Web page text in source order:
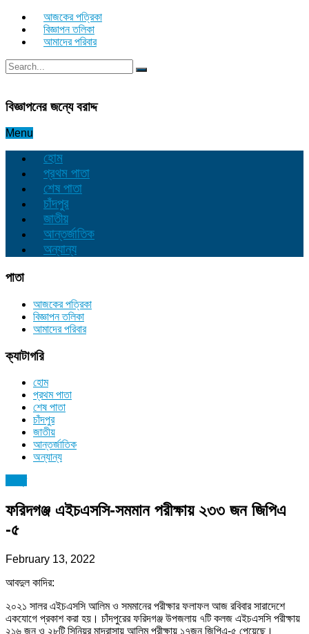
আজকের পত্রিকা
বিজ্ঞাপন তলিকা
আমাদের পরিবার
বিজ্ঞাপনের জন্যে বরাদ্দ
Menu
হোম
প্রথম পাতা
শেষ পাতা
চাঁদপুর
জাতীয়
আন্তর্জাতিক
অন্যান্য
পাতা
আজকের পত্রিকা
বিজ্ঞাপন তলিকা
আমাদের পরিবার
ক্যাটাগরি
হোম
প্রথম পাতা
শেষ পাতা
চাঁদপুর
জাতীয়
আন্তর্জাতিক
অন্যান্য
ফরিদগঞ্জ এইচএসসি-সমমান পরীক্ষায় ২৩৩ জন জিপিএ
-৫
February 13, 2022
আবদুল কাদির:
২০২১ সালর এইচএসসি আলিম ও সমমানের পরীক্ষার ফলাফল আজ রবিবার সারাদেশে
একযোগে প্রকাশ করা হয়। চাঁদপুরের ফরিদগঞ্জ উপজলায় ৭টি কলজ এইচএসসি পরীক্ষায়
২১৬ জন ও ২৮টি সিনিয়র মাদ্রাসায় আলিম পরীক্ষায় ১৭জন জিপিএ-৫ পেয়েছে।